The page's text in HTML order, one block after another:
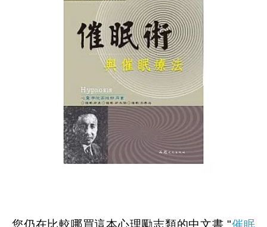
您仍在比較哪買這本心理勵志類的中文書 "催眠